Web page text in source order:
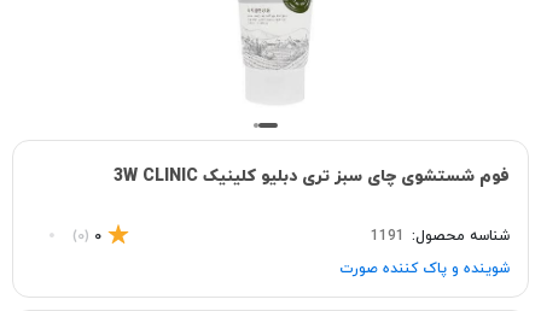
فوم شستشوی چای سبز تری دبلیو کلینیک 3W CLINIC
شناسه محصول: 1191
0
(0)
شوینده و پاک‌ کننده صورت